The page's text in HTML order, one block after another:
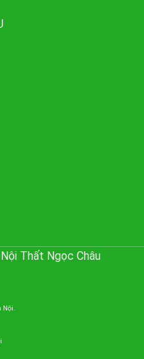
Thất Ngọc Châu
Nội.